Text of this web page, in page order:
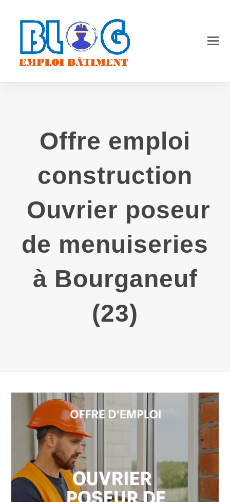
Offre emploi
construction
Ouvrier poseur
de menuiseries
à Bourganeuf
(23)